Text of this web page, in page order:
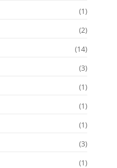
(1)
(2)
(14)
(3)
(1)
(1)
(1)
(3)
(1)